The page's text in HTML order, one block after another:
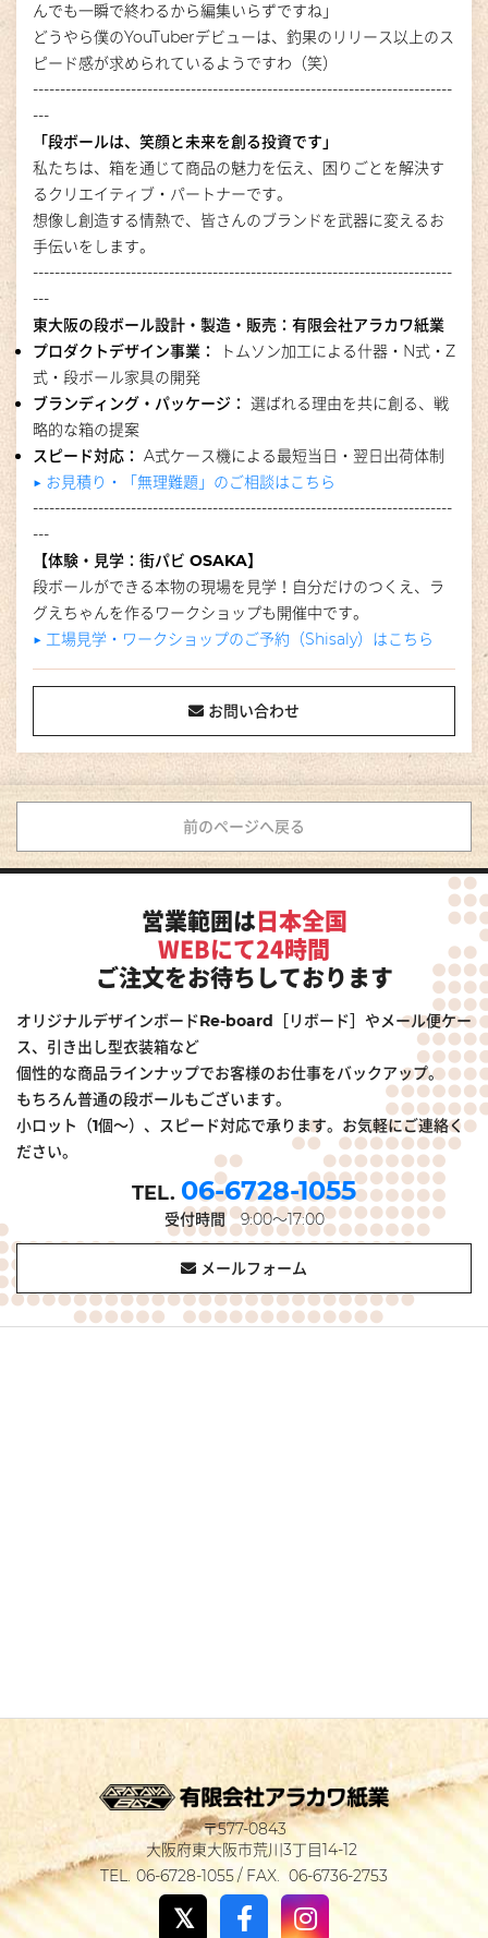
んでも一瞬で終わるから編集いらずですね」
どうやら僕のYouTuberデビューは、釣果のリリース以上のス
ピード感が求められているようですわ（笑）
-----------------------------------------------------------------------------
---
「段ボールは、笑顔と未来を創る投資です」
私たちは、箱を通じて商品の魅力を伝え、困りごとを解決す
るクリエイティブ・パートナーです。
想像し創造する情熱で、皆さんのブランドを武器に変えるお
手伝いをします。
-----------------------------------------------------------------------------
---
東大阪の段ボール設計・製造・販売：有限会社アラカワ紙業
プロダクトデザイン事業：
トムソン加工による什器・N式・Z
式・段ボール家具の開発
ブランディング・パッケージ： 選ばれる理由を共に創る、戦
略的な箱の提案
スピード対応： A式ケース機による最短当日・翌日出荷体制
▶︎ お見積り・「無理難題」のご相談はこちら
-----------------------------------------------------------------------------
---
【体験・見学：街パビ OSAKA】
段ボールができる本物の現場を見学！自分だけのつくえ、ラ
グえちゃんを作るワークショップも開催中です。
▶︎ 工場見学・ワークショップのご予約（Shisaly）はこちら
お問い合わせ
前のページへ戻る
営業範囲は日本全国
WEBにて24時間
ご注文をお待ちしております
オリジナルデザインボードRe-board［リボード］やメール便ケー
ス、引き出し型衣装箱など
個性的な商品ラインナップでお客様のお仕事をバックアップ。
もちろん普通の段ボールもございます。
小ロット（1個～）、スピード対応で承ります。お気軽にご連絡く
ださい。
06-6728-1055
受付時間9:00～17:00
メールフォーム
577-0843
大阪府東大阪市荒川3丁目14-12
06-6728-1055
06-6736-2753